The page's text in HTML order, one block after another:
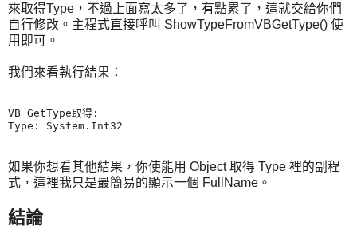
來取得Type，不過上面寫太多了，有點累了，這就交給你們
自行修改。主程式直接呼叫 ShowTypeFromVBGetType() 使
用即可。
我們來看執行結果：
VB GetType取得:
如果你想看其他結果，你使能用 Object 取得 Type 裡的副程
式，這裡我只是最簡易的顯示一個 FullName。
結論